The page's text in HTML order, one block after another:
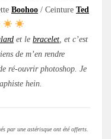
Boohoo / Ceinture Ted
et le bracelet , et c’est
de m’en rendre
ré-ouvrir photoshop. Je
hein.
par une astérisque ont été offerts.